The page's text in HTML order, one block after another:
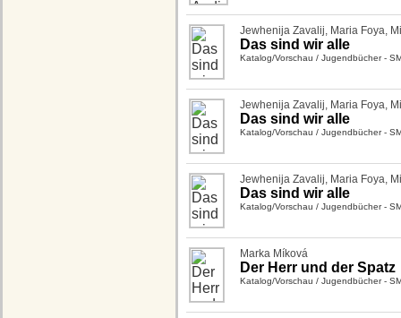
Jewhenija Zavalij, Maria Foya,
Das sind wir alle
Katalog/Vorschau / Jugendbücher -
Jewhenija Zavalij, Maria Foya,
Das sind wir alle
Katalog/Vorschau / Jugendbücher -
Jewhenija Zavalij, Maria Foya,
Das sind wir alle
Katalog/Vorschau / Jugendbücher -
Marka Míková
Der Herr und der Spatz
Katalog/Vorschau / Jugendbücher -